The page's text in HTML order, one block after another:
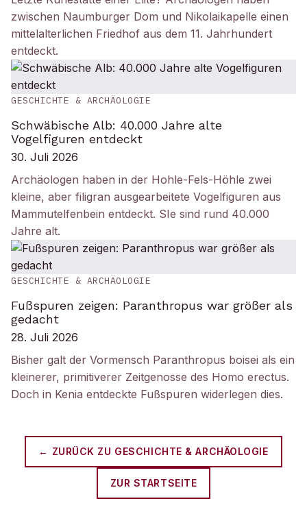
zwischen Naumburger Dom und Nikolaikapelle einen
mittelalterlichen Friedhof aus dem 11. Jahrhundert
entdeckt.
GESCHICHTE & ARCHÄOLOGIE
Schwäbische Alb: 40.000 Jahre alte
Vogelfiguren entdeckt
30. Juli 2026
Archäologen haben in der Hohle-Fels-Höhle zwei
kleine, aber filigran ausgearbeitete Vogelfiguren aus
Mammutelfenbein entdeckt. SIe sind rund 40.000
Jahre alt.
GESCHICHTE & ARCHÄOLOGIE
Fußspuren zeigen: Paranthropus war größer als
gedacht
28. Juli 2026
Bisher galt der Vormensch Paranthropus boisei als ein
kleinerer, primitiverer Zeitgenosse des Homo erectus.
Doch in Kenia entdeckte Fußspuren widerlegen dies.
← ZURÜCK ZU GESCHICHTE & ARCHÄOLOGIE
ZUR STARTSEITE